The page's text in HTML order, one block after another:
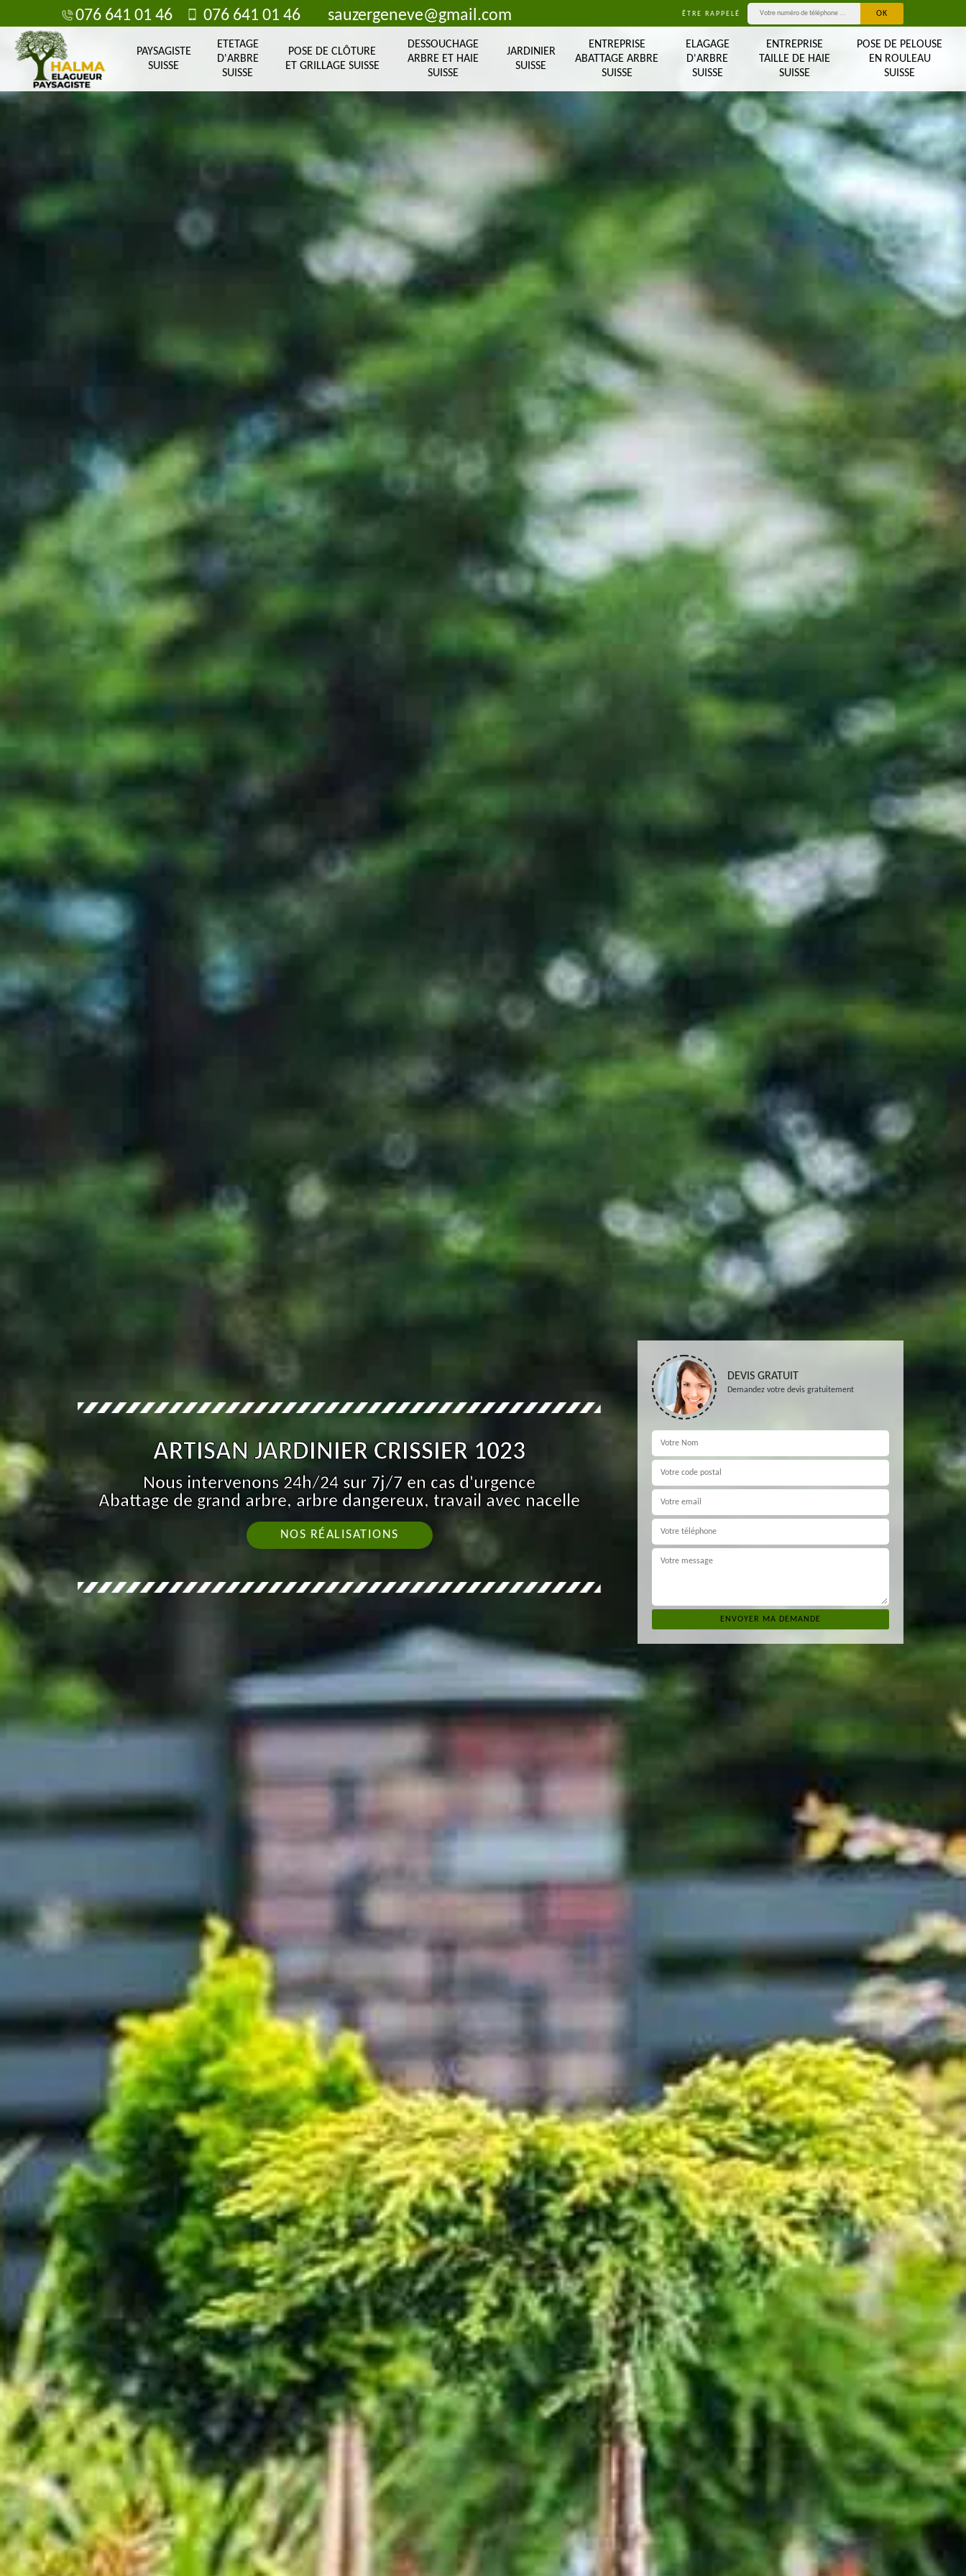
076 641 01 46 076 641 01 46 sauzergeneve@gmail.com ÊTRE RAPPELÉ
PAYSAGISTE
SUISSE
ETETAGE
D'ARBRE
SUISSE
POSE DE CLÔTURE
ET GRILLAGE SUISSE
DESSOUCHAGE
ARBRE ET HAIE
SUISSE
JARDINIER
SUISSE
ENTREPRISE
ABATTAGE ARBRE
SUISSE
ELAGAGE
D'ARBRE
SUISSE
ENTREPRISE
TAILLE DE HAIE
SUISSE
POSE DE PELOUSE
EN ROULEAU
SUISSE
ARTISAN JARDINIER CRISSIER 1023
Nous intervenons 24h/24 sur 7j/7 en cas d'urgence
Abattage de grand arbre, arbre dangereux, travail avec nacelle
NOS RÉALISATIONS
DEVIS GRATUIT
Demandez votre devis gratuitement